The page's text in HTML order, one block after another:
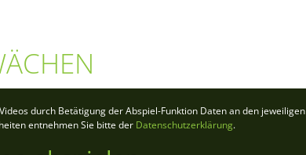
durch Betätigung der Abspiel-Funktion Daten an den jeweiligen
entnehmen Sie bitte der Datenschutzerklärung.